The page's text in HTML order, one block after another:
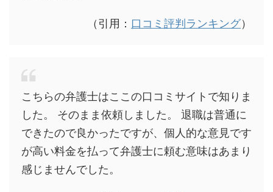
（引用： 口コミ評判ランキング）
こちらの弁護士はここの口コミサイトで知りま
した。 そのまま依頼しました。 退職は普通に
できたので良かったですが、個人的な意見です
が高い料金を払って弁護士に頼む意味はあまり
感じませんでした。